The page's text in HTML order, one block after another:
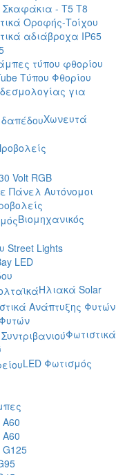
- Τ5 T8
Οροφής-Τοίχου
αδιάβροχα IP65
τύπου φθορίου
Τύπου Φθορίου
για
Χωνευτά
Volt RGB
Πάνελ Αυτόνομοι
Βιομηχανικός
Street Lights
LED
Ηλιακά Solar
Φωτιστικά
LED Φωτισμός